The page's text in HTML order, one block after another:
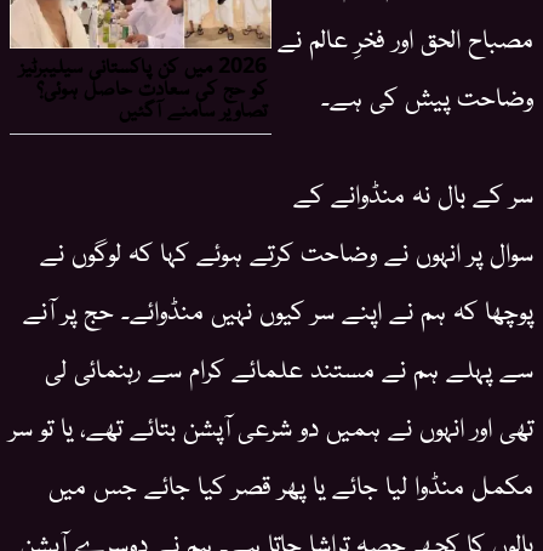
مصباح الحق اور فخرِ عالم نے
وضاحت پیش کی ہے۔
سر کے بال نہ منڈوانے کے
سوال پر انہوں نے وضاحت کرتے ہوئے کہا کہ لوگوں نے
پوچھا کہ ہم نے اپنے سر کیوں نہیں منڈوائے۔ حج پر آنے
سے پہلے ہم نے مستند علمائے کرام سے رہنمائی لی
تھی اور انہوں نے ہمیں دو شرعی آپشن بتائے تھے، یا تو سر
مکمل منڈوا لیا جائے یا پھر قصر کیا جائے جس میں
بالوں کا کچھ حصہ تراشا جاتا ہے۔ ہم نے دوسرے آپشن